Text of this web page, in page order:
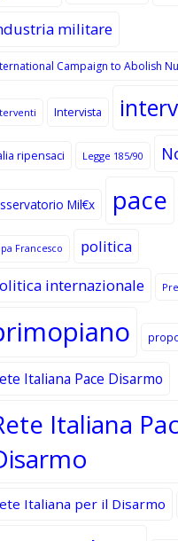
militare
Campaign to Abolish
Intervista
ripensaci Legge 185/90
Mil€x pace
Francesco
politica
internazionale
Italiana Pace Disarmo
Italiana
Italiana per il Disarmo